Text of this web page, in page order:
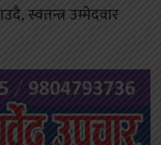
स्वतन्त्र उम्मेदवार